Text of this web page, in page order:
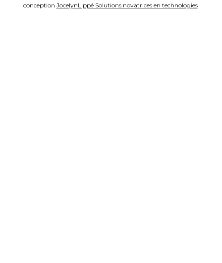
conception JocelynLippé Solutions novatrices en technologies